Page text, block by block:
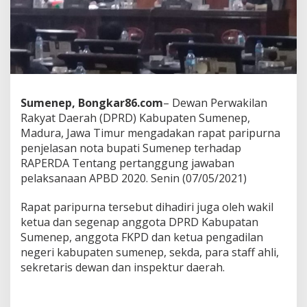
r
p
u
r
e
n
j
e
l
a
s
n
N
o
t
a
B
Sumenep, Bongkar86.com– Dewan Perwakilan
Rakyat Daerah (DPRD) Kabupaten Sumenep,
Madura, Jawa Timur mengadakan rapat paripurna
penjelasan nota bupati Sumenep terhadap
RAPERDA Tentang pertanggung jawaban
pelaksanaan APBD 2020. Senin (07/05/2021)
Rapat paripurna tersebut dihadiri juga oleh wakil
ketua dan segenap anggota DPRD Kabupatan
Sumenep, anggota FKPD dan ketua pengadilan
negeri kabupaten sumenep, sekda, para staff ahli,
sekretaris dewan dan inspektur daerah.